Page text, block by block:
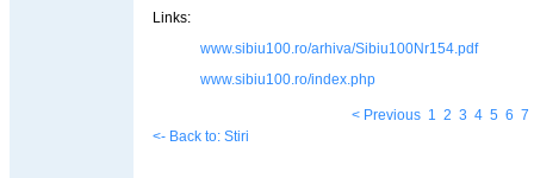
Links:
www.sibiu100.ro/arhiva/Sibiu100Nr154.pdf
www.sibiu100.ro/index.php
< Previous 1 2 3 4 5 6 7
<- Back to: Stiri